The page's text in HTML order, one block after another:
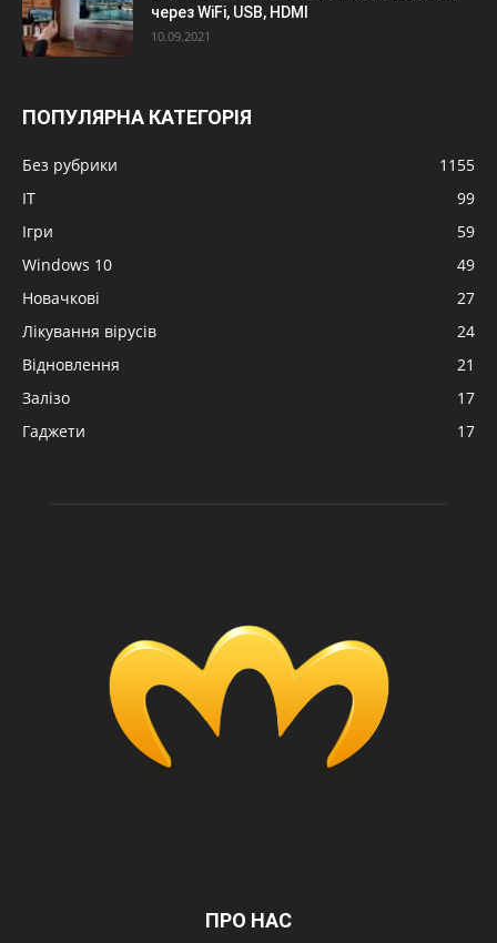
через WiFi, USB, HDMI
10.09.2021
ПОПУЛЯРНА КАТЕГОРІЯ
Без рубрики
1155
IT
99
Ігри
59
Windows 10
49
Новачкові
27
Лікування вірусів
24
Відновлення
21
Залізо
17
Гаджети
17
ПРО НАС